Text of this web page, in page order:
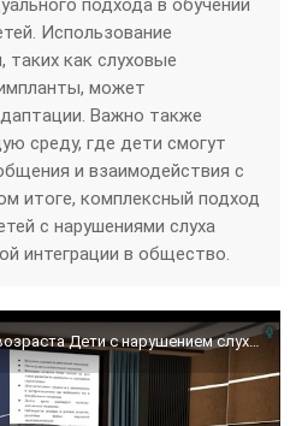
подхода в обучении
Использование
таких как слуховые
может
Важно также
среду, где дети смогут
и взаимодействия с
итоге, комплексный подход
с нарушениями слуха
интеграции в общество.
Нейропсихология детского возраста Дети с нарушением слуха и зрения